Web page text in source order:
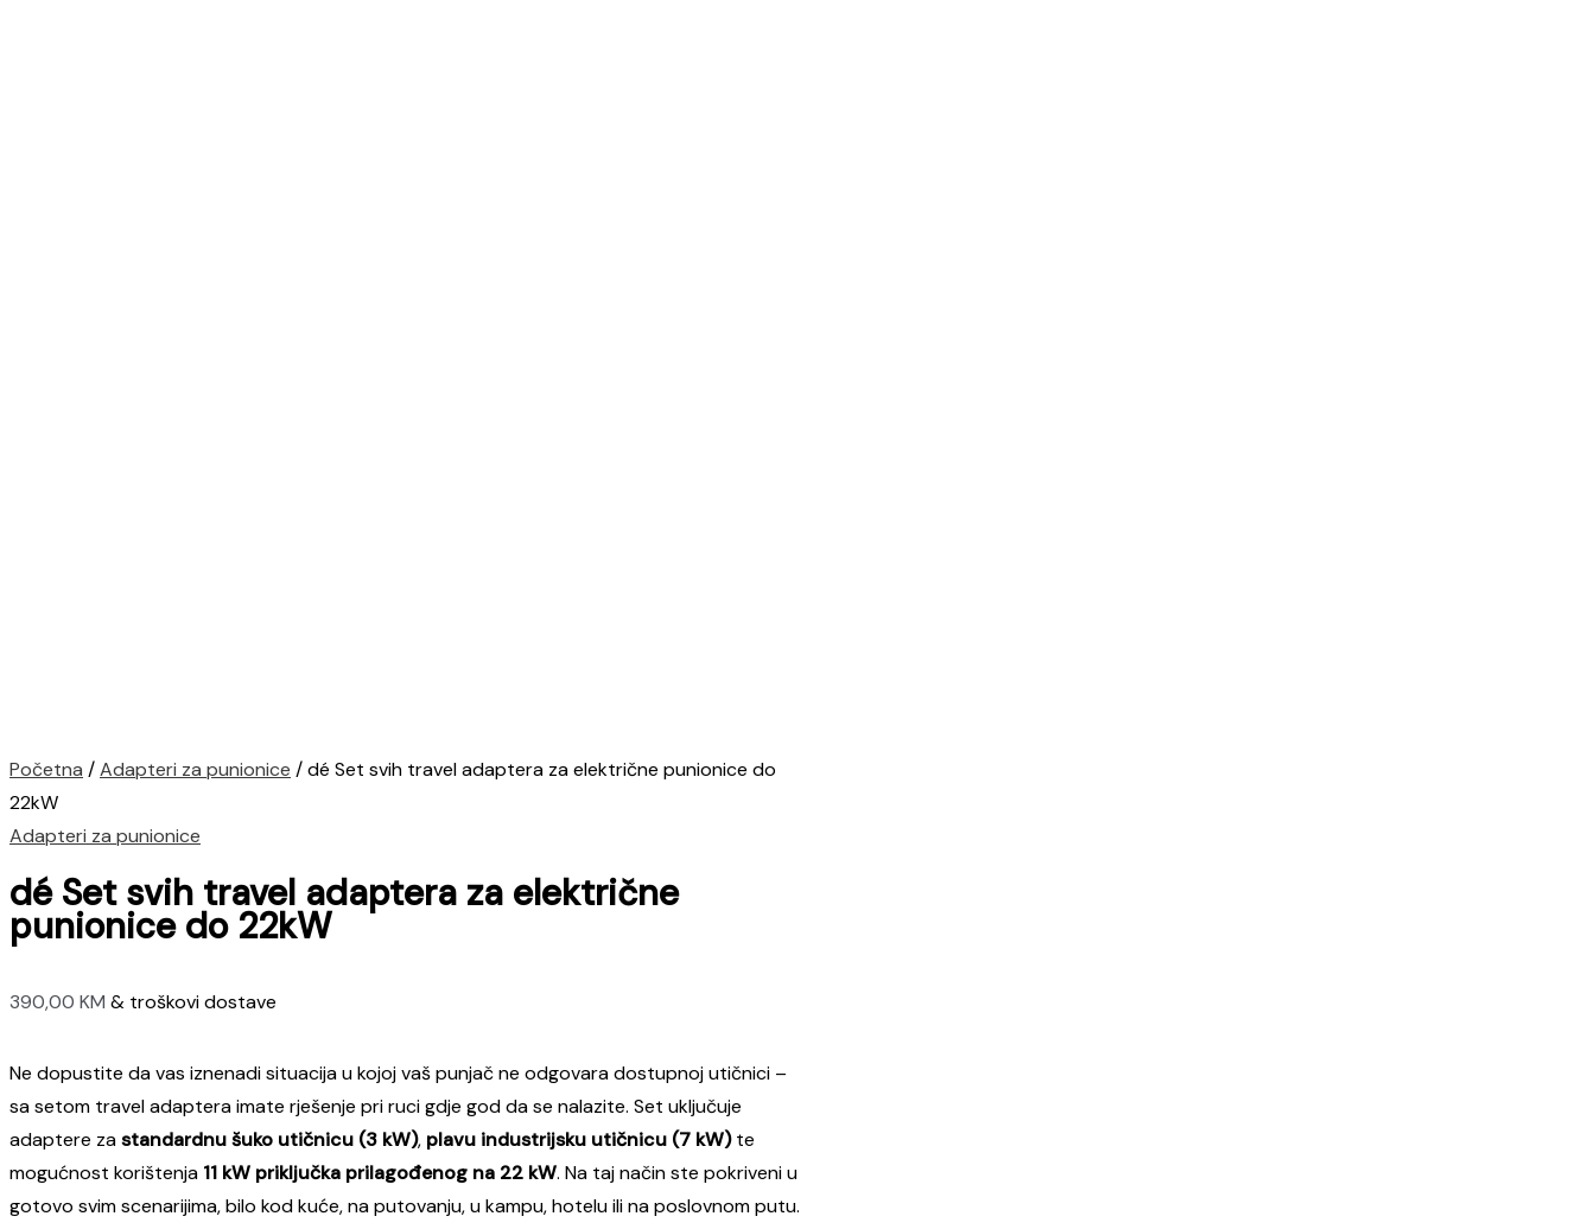
Početna /Adapteri za punionice / dé Set svih travel adaptera za električne punionice do
22kW
Adapteri za punionice
dé Set svih travel adaptera za električne
punionice do 22kW
390,00 KM & troškovi dostave
Ne dopustite da vas iznenadi situacija u kojoj vaš punjač ne odgovara dostupnoj utičnici –
sa setom travel adaptera imate rješenje pri ruci gdje god da se nalazite. Set uključuje
adaptere zastandardnu šuko utičnicu (3 kW), plavu industrijsku utičnicu (7 kW)te
mogućnost korištenja 11 kW priključka prilagođenog na 22 kW. Na taj način ste pokriveni u
gotovo svim scenarijima, bilo kod kuće, na putovanju, u kampu, hotelu ili na poslovnom putu.